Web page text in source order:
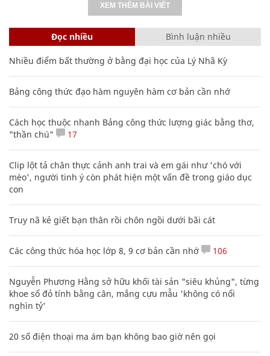
XEM THÊM BÀI VIẾT
Đọc nhiều Bình luận nhiều
Nhiều điểm bất thường ở bằng đại học của Lý Nhã Kỳ
Bảng công thức đạo hàm nguyên hàm cơ bản cần nhớ
Cách học thuộc nhanh Bảng công thức lượng giác bằng thơ,
"thần chú"
17
Clip lột tả chân thực cảnh anh trai và em gái như 'chó với
mèo', người tinh ý còn phát hiện một vấn đề trong giáo dục
con
Truy nã kẻ giết bạn thân rồi chôn ngồi dưới bãi cát
Các công thức hóa học lớp 8, 9 cơ bản cần nhớ 106
Nguyễn Phương Hằng sở hữu khối tài sản "siêu khủng", từng
khoe sổ đỏ tính bằng cân, mắng cựu mẫu 'không có nổi
nghìn tỷ'
20 số điện thoại ma ám bạn không bao giờ nên gọi